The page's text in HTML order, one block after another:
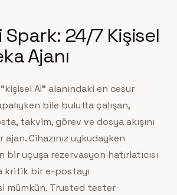
Spark: 24/7 Kişisel
Ajanı
AI” alanındaki en cesur
bile bulutta çalışan,
takvim, görev ve dosya akışını
Cihazınız uykudayken
bir uçuşa rezervasyon hatırlatıcısı
kritik bir e-postayı
mümkün. Trusted tester